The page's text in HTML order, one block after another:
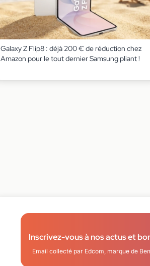
Galaxy Z Flip8 : déjà 200 € de réduction chez
Amazon pour le tout dernier Samsung pliant !
Inscrivez-vous à nos actus et
Email collecté par Edcom, marque de